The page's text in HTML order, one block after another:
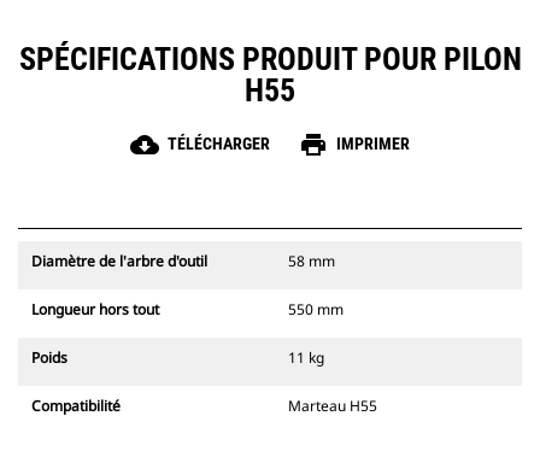
SPÉCIFICATIONS PRODUIT POUR PILON
H55
cloud_download TÉLÉCHARGER print IMPRIMER
Diamètre de l'arbre d'outil 58 mm
Longueur hors tout 550 mm
Poids 11 kg
Compatibilité Marteau H55